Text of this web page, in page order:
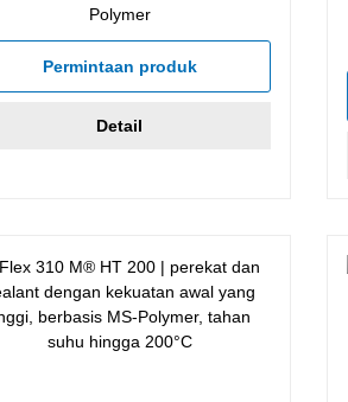
Polymer
Permintaan produk
Detail